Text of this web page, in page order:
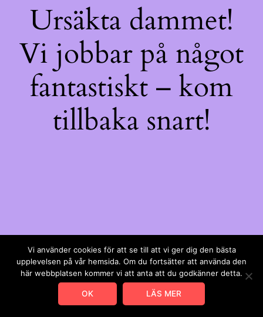
Ursäkta dammet!
Vi jobbar på något
fantastiskt – kom
tillbaka snart!
Vi använder cookies för att se till att vi ger dig den bästa
upplevelsen på vår hemsida. Om du fortsätter att använda den
här webbplatsen kommer vi att anta att du godkänner detta.
OK LÄS MER